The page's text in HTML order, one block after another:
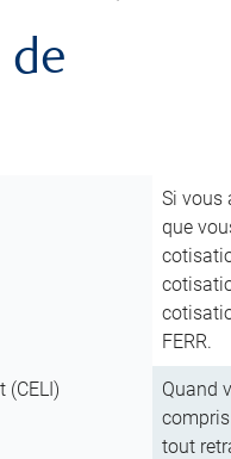
de
Si vous
que
FERR.
(CELI)
Quand
tout